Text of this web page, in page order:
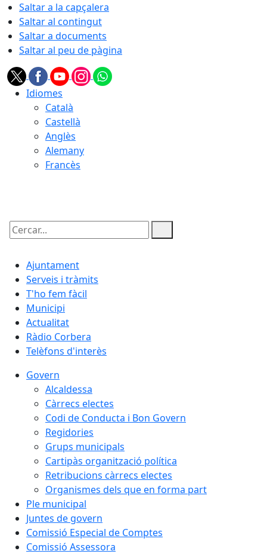
Saltar a la capçalera
Saltar al contingut
Saltar a documents
Saltar al peu de pàgina
Idiomes
Català
Castellà
Anglès
Alemany
Francès
Cercar:
Ajuntament
Serveis i tràmits
T'ho fem fàcil
Municipi
Actualitat
Ràdio Corbera
Telèfons d'interès
Govern
Alcaldessa
Càrrecs electes
Codi de Conducta i Bon Govern
Regidories
Grups municipals
Cartipàs organització política
Retribucions càrrecs electes
Organismes dels que en forma part
Ple municipal
Juntes de govern
Comissió Especial de Comptes
Comissió Assessora